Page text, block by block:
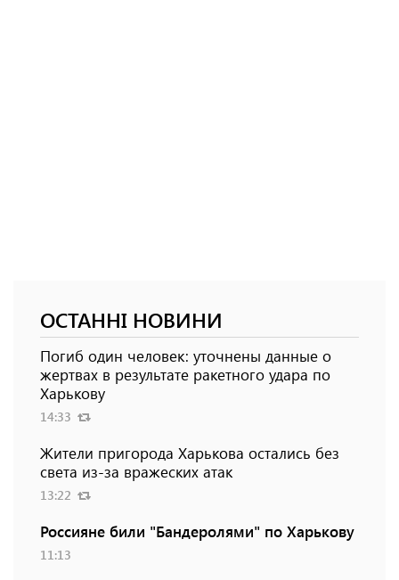
ОСТАННІ НОВИНИ
Погиб один человек: уточнены данные о
жертвах в результате ракетного удара по
Харькову
14:33
Жители пригорода Харькова остались без
света из-за вражеских атак
13:22
Россияне били "Бандеролями" по Харькову
11:13